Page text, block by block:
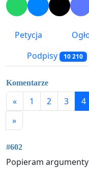
Petycja
Podpisy 10 210
Komentarze
« 1 2 3 4
»
#602
Popieram